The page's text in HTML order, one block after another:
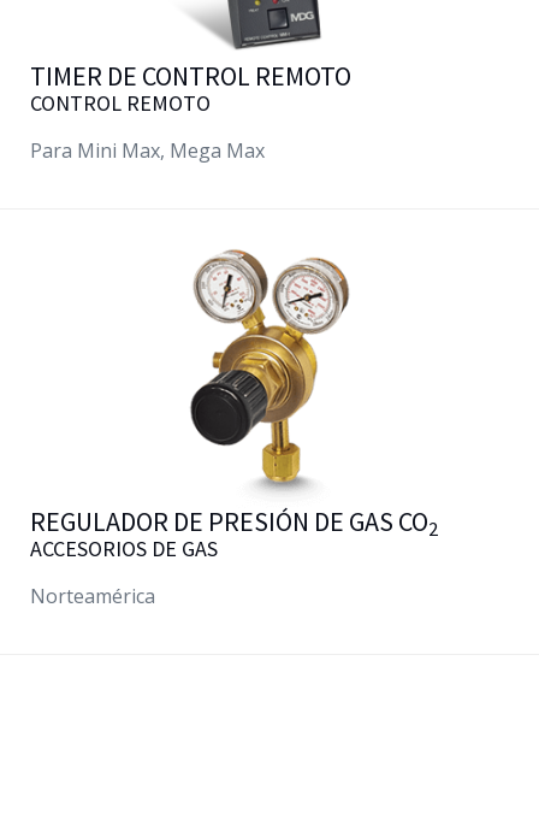
TIMER DE CONTROL REMOTO
CONTROL REMOTO
Para Mini Max, Mega Max
REGULADOR DE PRESIÓN DE GAS CO2
ACCESORIOS DE GAS
Norteamérica